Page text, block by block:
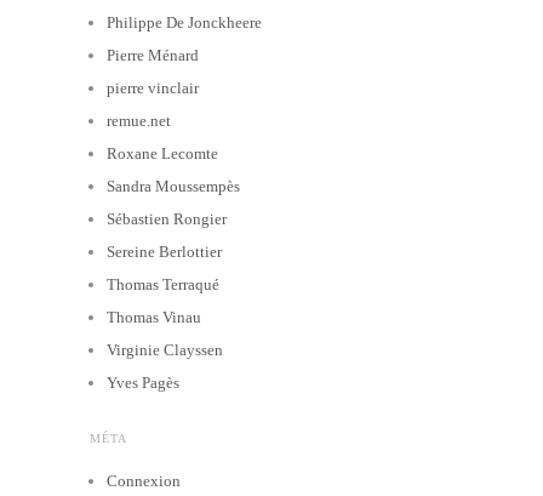
Philippe De Jonckheere
Pierre Ménard
pierre vinclair
remue.net
Roxane Lecomte
Sandra Moussempès
Sébastien Rongier
Sereine Berlottier
Thomas Terraqué
Thomas Vinau
Virginie Clayssen
Yves Pagès
MÉTA
Connexion